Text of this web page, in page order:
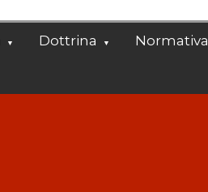
Dottrina Normativa